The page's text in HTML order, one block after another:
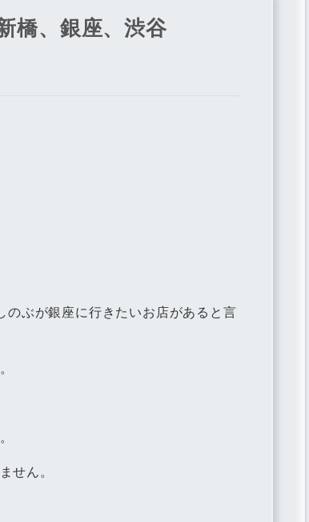
橋、銀座、渋谷
のぶが銀座に行きたいお店があると言
せん。